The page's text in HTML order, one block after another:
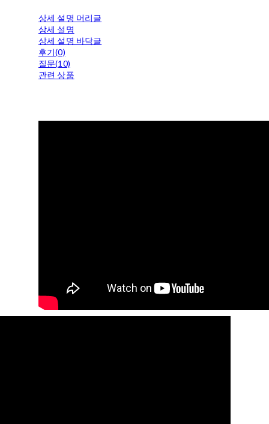
상세 설명 머리글
상세 설명
상세 설명 바닥글
후기(0)
질문(10)
관련 상품